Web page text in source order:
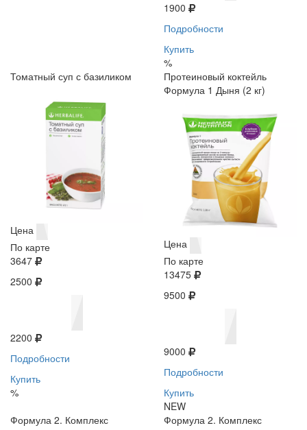
1900
Подробности
Купить
%
Томатный суп с базиликом
Цена
По карте
3647
2500
2200
Подробности
Купить
%
Протеиновый коктейль
Формула 1 Дыня (2 кг)
Цена
По карте
13475
9500
9000
Подробности
Купить
NEW
Формула 2. Комплекс
Формула 2. Комплекс